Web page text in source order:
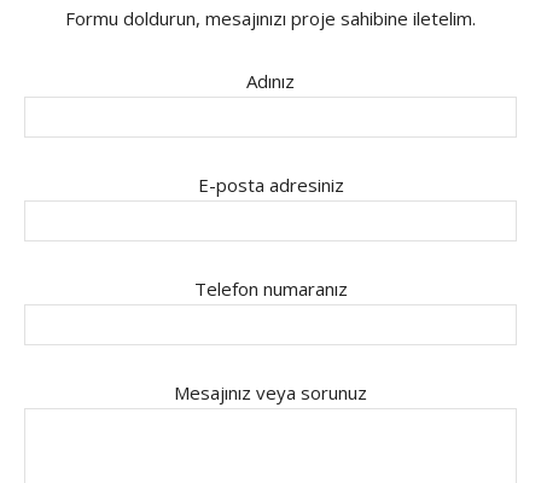
Formu doldurun, mesajınızı proje sahibine iletelim.
Adınız
E-posta adresiniz
Telefon numaranız
Mesajınız veya sorunuz